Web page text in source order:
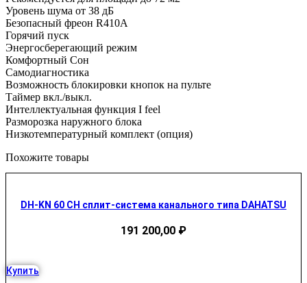
Уровень шума от 38 дБ
Безопасный фреон R410A
Горячий пуск
Энергосберегающий режим
Комфортный Сон
Самодиагностика
Возможность блокировки кнопок на пульте
Таймер вкл./выкл.
Интеллектуальная функция I feel
Разморозка наружного блока
Низкотемпературный комплект (опция)
Похожите товары
DH-KN 60 CH сплит-система канального типа DAHATSU
191 200,00 ₽
Купить